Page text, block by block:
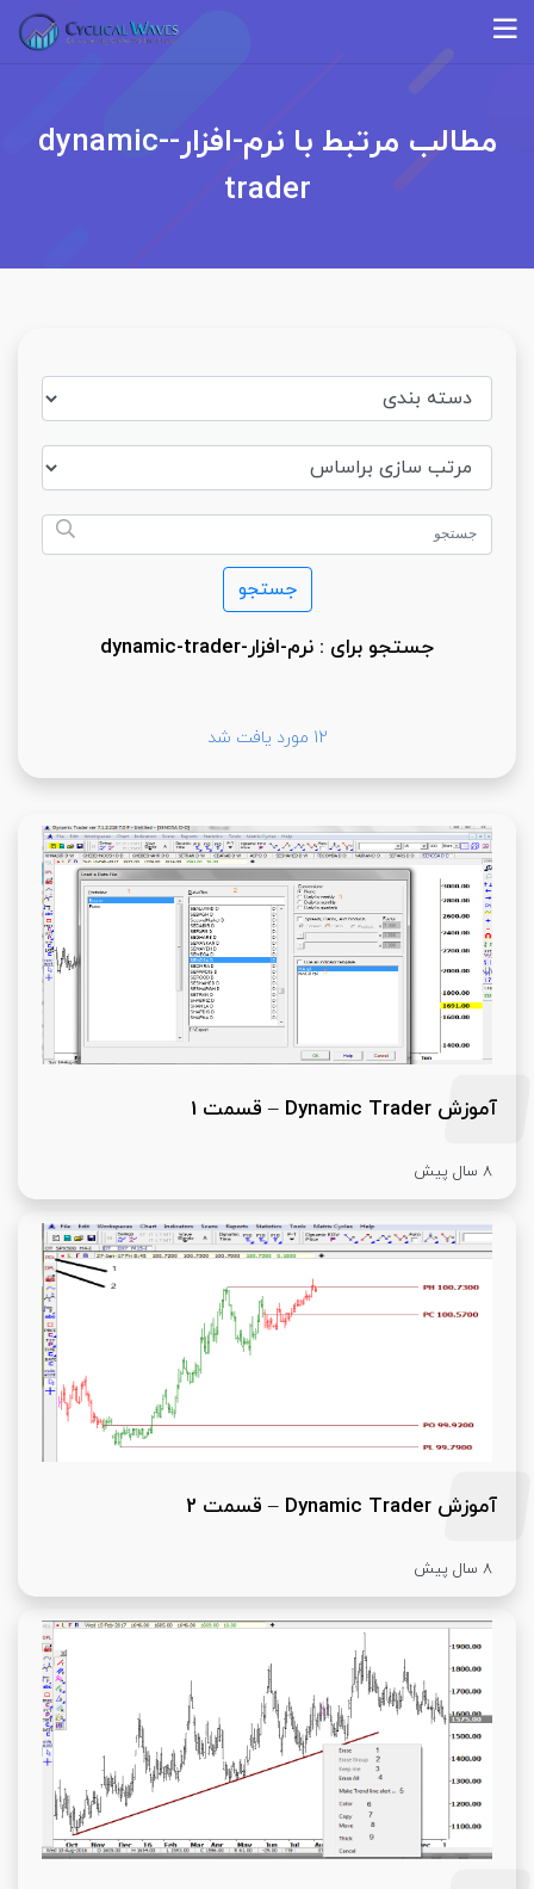
مطالب مرتبط با نرم-افزار-dynamic-
trader
جستجو برای : نرم-افزار-dynamic-trader
12 مورد یافت شد
آموزش Dynamic Trader – قسمت 1
8 سال پیش
آموزش Dynamic Trader – قسمت 2
8 سال پیش